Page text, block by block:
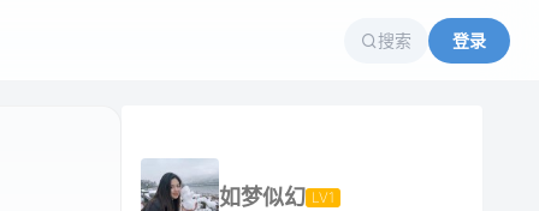
搜索 登录
如梦似幻 LV1